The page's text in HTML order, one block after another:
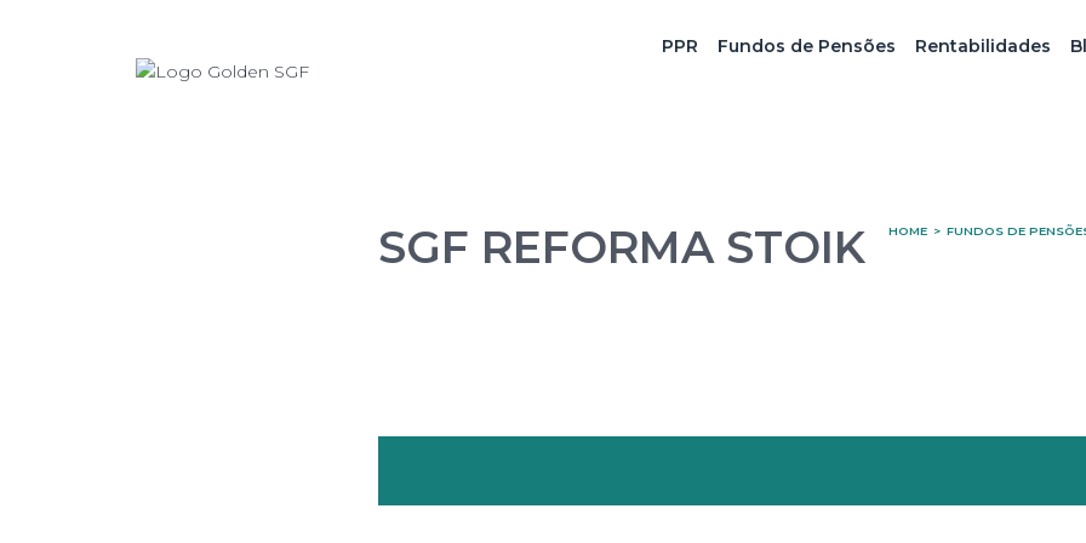
PPR Fundos de Pensões Rentabilidades
SGF REFORMA STOIK HOME > FUNDOS DE